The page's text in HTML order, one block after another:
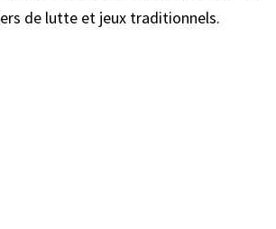
de lutte et jeux traditionnels.